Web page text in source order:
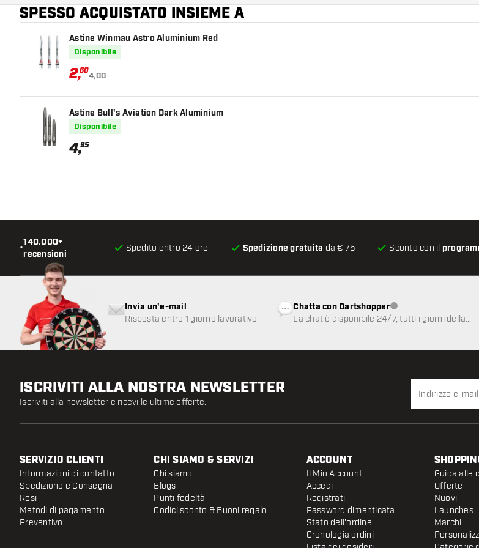
SPESSO ACQUISTATO INSIEME A
Astine Winmau Astro Aluminium Red
Disponibile
2,60
4,00
Astine Bull's Aviation Dark Aluminium
Disponibile
4,95
•
140.000+
recensioni
Spedito entro 24 ore Spedizione gratuita da € 75 Sconto con il
Invia un'e-mail
Risposta entro 1 giorno lavorativo
Chatta con DartshopperServizio clienti non
La chat è disponibile 24/7, tutti i giorni della
ISCRIVITI ALLA NOSTRA NEWSLETTER
Iscriviti alla newsletter e ricevi le ultime offerte.
SERVIZIO CLIENTI
Informazioni di contatto
Spedizione e Consegna
Resi
Metodi di pagamento
Preventivo
CHI SIAMO & SERVIZI
Chi siamo
Blogs
Punti fedeltà
Codici sconto & Buoni regalo
ACCOUNT
Il Mio Account
Accedi
Registrati
Password dimenticata
Stato dell'ordine
Cronologia ordini
Guida alle
Offerte
Nuovi
Launches
Marchi